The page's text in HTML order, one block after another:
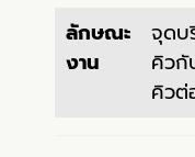
ลักษณะ
งาน
จุดบ
คิวกั
คิวต่